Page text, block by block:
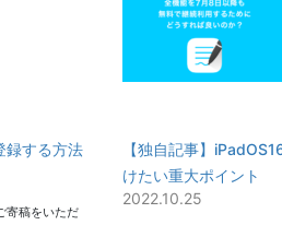
録する方法
寄稿をいただ
【独自記事】
けたい重大ポイント
2022.10.25